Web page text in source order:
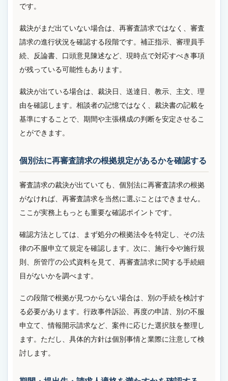
です。
裁決がまだ出ていない場合は、再審査請求ではなく、審査
請求の進行状況を確認する段階です。補正指示、審理員手
続、反論書、口頭意見陳述など、現時点で対応すべき事項
が残っている可能性もあります。
裁決が出ている場合は、裁決日、送達日、教示、主文、理
由を確認します。相談者の記憶ではなく、裁決書の記載を
基準にすることで、期間や主張構成の判断を安定させるこ
とができます。
個別法に再審査請求の根拠規定があるかを確認する
審査請求の裁決が出ていても、個別法に再審査請求の根拠
がなければ、再審査請求を当然に選ぶことはできません。
ここが実務上もっとも重要な確認ポイントです。
確認方法としては、まず処分の根拠法令を特定し、その法
律の不服申立て規定を確認します。次に、施行令や施行規
則、所管庁の公式資料を見て、再審査請求に関する手続細
目がないかを調べます。
この段階で根拠が見つからない場合は、別の手続を検討す
る必要があります。行政事件訴訟、再度の申請、別の不服
申立て、情報開示請求など、案件に応じた選択肢を整理し
ます。ただし、具体的方針は個別事情と業際に注意して検
討します。